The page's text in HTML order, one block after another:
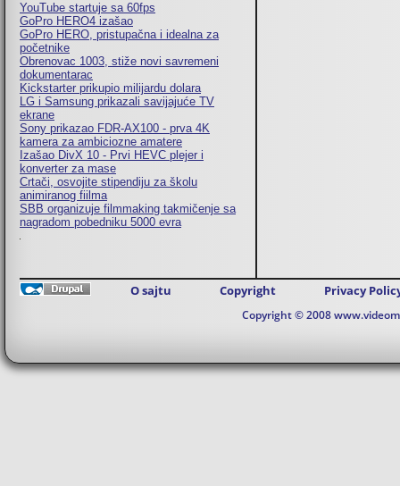
YouTube startuje sa 60fps
GoPro HERO4 izašao
GoPro HERO, pristupačna i idealna za
početnike
Obrenovac 1003, stiže novi savremeni
dokumentarac
Kickstarter prikupio milijardu dolara
LG i Samsung prikazali savijajuće TV
ekrane
Sony prikazao FDR-AX100 - prva 4K
kamera za ambiciozne amatere
Izašao DivX 10 - Prvi HEVC plejer i
konverter za mase
Crtači, osvojite stipendiju za školu
animiranog fiilma
SBB organizuje filmmaking takmičenje sa
nagradom pobedniku 5000 evra
O sajtu Copyright Privacy
Copyright © 2008